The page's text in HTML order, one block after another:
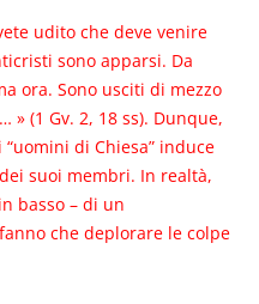
udito che deve venire
sono apparsi. Da
ora. Sono usciti di mezzo
(1 Gv. 2, 18 ss). Dunque,
“uomini di Chiesa” induce
suoi membri. In realtà,
basso – di un
che deplorare le colpe